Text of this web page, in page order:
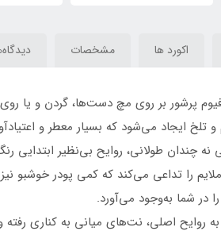
اکورد ها مشخصات
پرشور بر روی مچ دست‌ها، گردن و
و تلخ ایجاد می‌شود که بسیار معطر و
چندان طولانی، روایح بی‌نظیر ابتدایی
را تداعی می‌کند که کمی پودر خوشبو
در شما به‌وجود می‌آورد.
روایح اصلی، نت‌های میانی به کناری